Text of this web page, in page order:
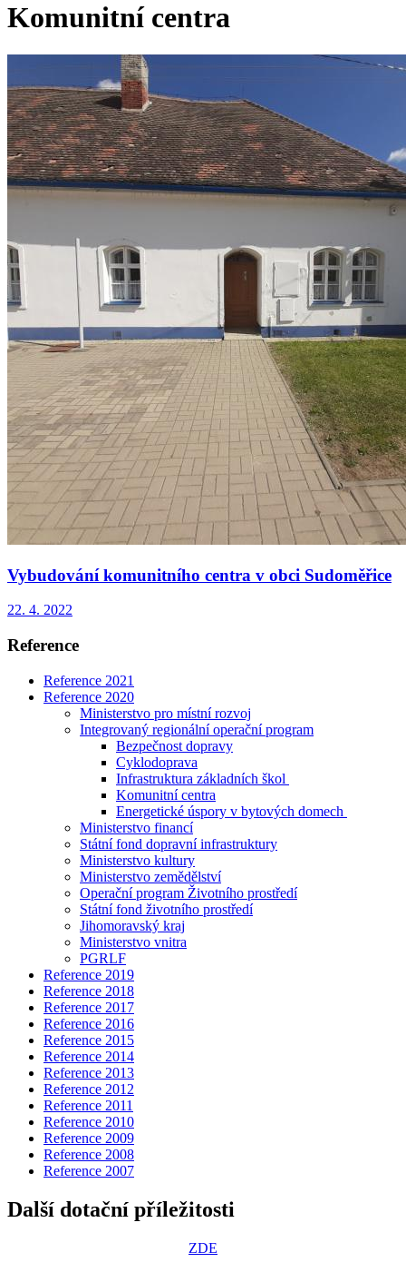
Komunitní centra
Vybudování komunitního centra v obci Sudoměřice
22. 4. 2022
Reference
Reference 2021
Reference 2020
Ministerstvo pro místní rozvoj
Integrovaný regionální operační program
Bezpečnost dopravy
Cyklodoprava
Infrastruktura základních škol
Komunitní centra
Energetické úspory v bytových domech
Ministerstvo financí
Státní fond dopravní infrastruktury
Ministerstvo kultury
Ministerstvo zemědělství
Operační program Životního prostředí
Státní fond životního prostředí
Jihomoravský kraj
Ministerstvo vnitra
PGRLF
Reference 2019
Reference 2018
Reference 2017
Reference 2016
Reference 2015
Reference 2014
Reference 2013
Reference 2012
Reference 2011
Reference 2010
Reference 2009
Reference 2008
Reference 2007
Další dotační příležitosti
ZDE